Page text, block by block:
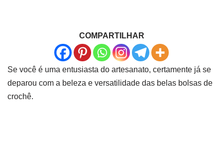
COMPARTILHAR
Se você é uma entusiasta do artesanato, certamente já se
deparou com a beleza e versatilidade das belas bolsas de
crochê.